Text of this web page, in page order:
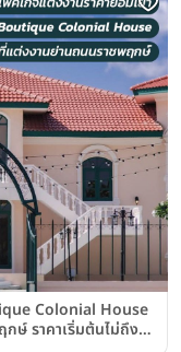
Colonial House
ษ์ ราคาเริ่มต้นไม่ถึง